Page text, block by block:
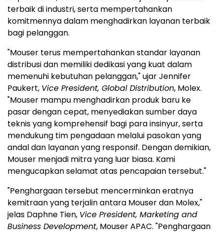
terbaik di industri, serta mempertahankan
komitmennya dalam menghadirkan layanan terbaik
bagi pelanggan.
"Mouser terus mempertahankan standar layanan
distribusi dan memiliki dedikasi yang kuat dalam
memenuhi kebutuhan pelanggan," ujar Jennifer
Paukert, Vice President, Global Distribution, Molex.
"Mouser mampu menghadirkan produk baru ke
pasar dengan cepat, menyediakan sumber daya
teknis yang komprehensif bagi para insinyur, serta
mendukung tim pengadaan melalui pasokan yang
andal dan layanan yang responsif. Dengan demikian,
Mouser menjadi mitra yang luar biasa. Kami
mengucapkan selamat atas pencapaian tersebut."
"Penghargaan tersebut mencerminkan eratnya
kemitraan yang terjalin antara Mouser dan Molex,"
jelas Daphne Tien, Vice President, Marketing and
Business Development, Mouser APAC. "Penghargaan